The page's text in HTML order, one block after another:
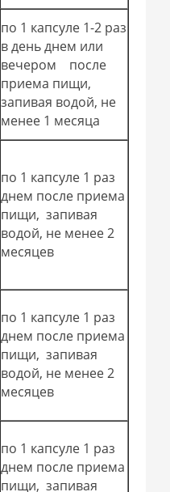
по 1 капсуле 1-2 раз
в день днем или
вечером после
приема пищи,
запивая водой, не
менее 1 месяца
по 1 капсуле 1 раз
днем после приема
пищи, запивая
водой, не менее 2
месяцев
по 1 капсуле 1 раз
днем после приема
пищи, запивая
водой, не менее 2
месяцев
по 1 капсуле 1 раз
днем после приема
пищи, запивая